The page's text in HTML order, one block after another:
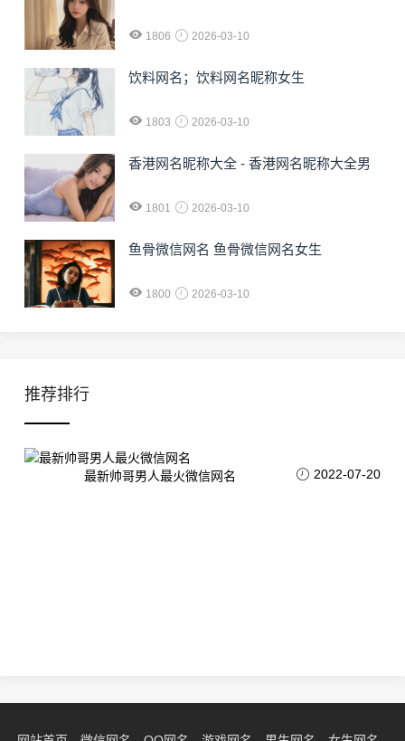
1806 2026-03-10
饮料网名；饮料网名昵称女生
1803 2026-03-10
香港网名昵称大全 - 香港网名昵称大全男
1801 2026-03-10
鱼骨微信网名 鱼骨微信网名女生
1800 2026-03-10
推荐排行
最新帅哥男人最火微信网名 2022-07-20